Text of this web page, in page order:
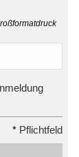
* Pflichtfeld